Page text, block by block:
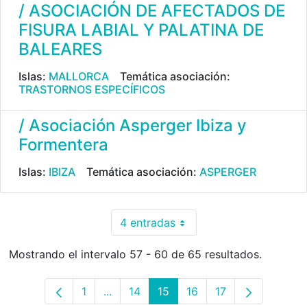
/ ASOCIACIÓN DE AFECTADOS DE
FISURA LABIAL Y PALATINA DE
BALEARES
Islas: MALLORCA
Temática asociación:
TRASTORNOS ESPECÍFICOS
/ Asociación Asperger Ibiza y
Formentera
Islas: IBIZA Temática asociación: ASPERGER
4 entradasPor página
Mostrando el intervalo 57 - 60 de 65 resultados.
Página
1 ...Páginas intermedias Use TAB para
Página
14 Página
15 Página
16 Página
17